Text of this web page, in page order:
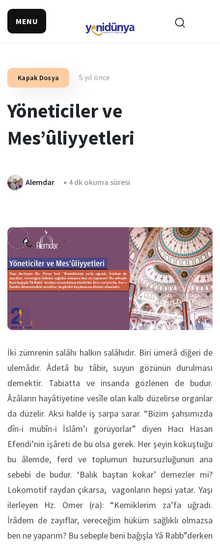
MENU
Kapak Dosya 5 yıl önce
Yöneticiler ve
Mes’ûliyyetleri
Alemdar 4 dk okuma süresi
İki zümrenin salâhı halkın salâhıdır. Biri ümerâ diğeri de
ulemâdır. Âdetâ bu tâbir, suyun gözünün durulması
demektir. Tabiatta ve insanda gözlenen de budur.
Âzâların hayâtiyetine vesîle olan kalb düzelirse organlar
da düzelir. Aksi halde iş sarpa sarar. “Bizim şahsımızda
dîn-i mübîn-i İslâm’ı görüyorlar” diyen Hacı Hasan
Efendi’nin işâreti de bu olsa gerek. Her şeyin kokuştuğu
bu âlemde, ferd ve toplumun huzursuzluğunun ana
sebebi de budur. ‘Balık baştan kokar’ demezler mi?
Lokomotif raydan çıkarsa, vagonların hepsi yatar. Yaşı
ilerleyen Hz. Ömer (ra): “Kemiklerim za’fa uğradı.
İrâdem de zayıflar, vereceğim hüküm sağlıklı olmazsa
ben ne yaparım? Bu sebeple beni bağışla Yâ Rabb”derken